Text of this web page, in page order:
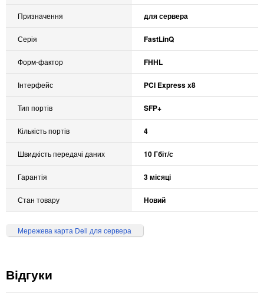
Призначення для сервера
Серія FastLinQ
Форм-фактор FHHL
Інтерфейс PCI Express x8
Тип портів SFP+
Кількість портів 4
Швидкість передачі даних 10 Гбіт/с
Гарантія 3 місяці
Стан товару Новий
Мережева карта Dell для сервера
Відгуки